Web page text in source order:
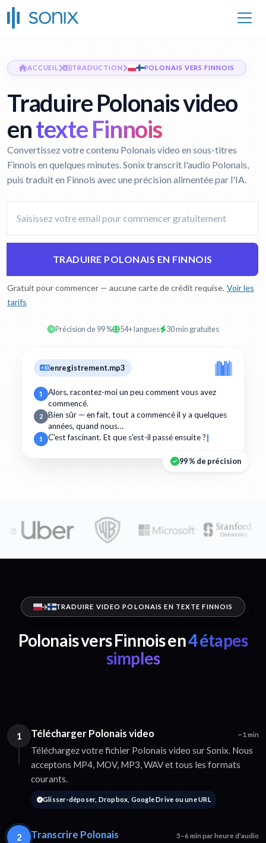
ACCUEIL TRADUCTION POLONAIS VERS FINNOIS
Traduire Polonais video
entexte Finnois
Convertissez votre contenu Polonais video en sous-titres
Finnois en quelques minutes. Sonix transcrit l'audio Polonais,
puis traduit en Finnois avec une précision alimentée par l'IA.
TRADUIRE POLONAIS EN FINNOIS
Gratuit pour commencer — aucune carte de crédit requise. Voir les
tarifs
Précision de 99 % 54+ langues 30 min gratuites
enregistrement.mp3
1
Alors, racontez-moi un peu comment vous avez
commencé.
2
Bien sûr — en fait, tout a commencé il y a quelques
années, quand nous…
1 C'est fascinant. Et que s'est-il passé ensuite ?
99 % de précision
TRADUIRE VIDEO POLONAIS EN TEXTE FINNOIS
Polonais vers Finnois en4 étapes
simples
1 Télécharger Polonais video ~1 min
Téléchargez votre fichier Polonais video sur Sonix. Nous
acceptons MP4, MOV, MP3, WAV et tous les formats
courants.
Glisser-déposer, Dropbox, Google Drive ou une URL
2 Transcrire Polonais 5–6 min par heure d'audio